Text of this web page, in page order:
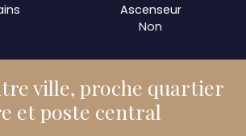
Ascenseur
Non
ville, proche quartier
et poste central